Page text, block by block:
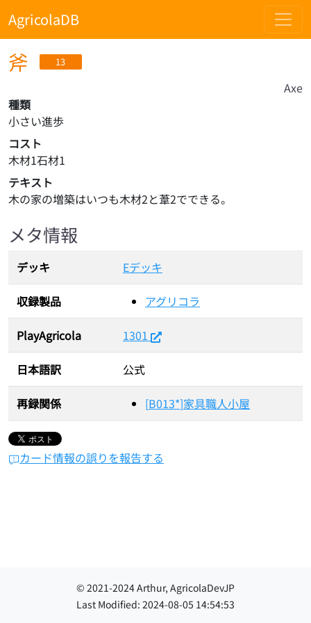
AgricolaDB
斧 13
Axe
種類
小さい進歩
コスト
木材1石材1
テキスト
木の家の増築はいつも木材2と葦2でできる。
メタ情報
デッキ Eデッキ
収録製品 アグリコラ
PlayAgricola 1301
日本語訳 公式
再録関係 [B013*]家具職人小屋
カード情報の誤りを報告する
© 2021-2024Arthur, AgricolaDevJP
Last Modified: 2024-08-05 14:54:53